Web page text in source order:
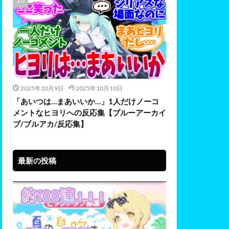
2025年10月9日 2025年10月10日
「あいつは…まあいいか…」1人だけノーコ
メントなヒヨリへの反応集【ブルーアーカイ
ブ/ブルアカ/反応集】
最新の投稿